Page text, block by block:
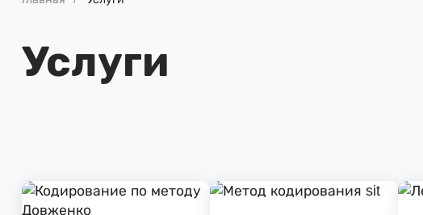
Услуги